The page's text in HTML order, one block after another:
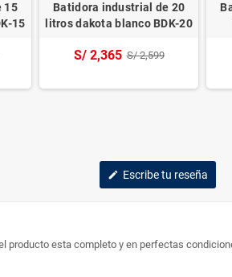
15
15
Batidora industrial de 20
litros dakota blanco BDK-20
S/ 2,365 S/ 2,599
edit Escribe tu reseña
producto esta completo y en perfectas